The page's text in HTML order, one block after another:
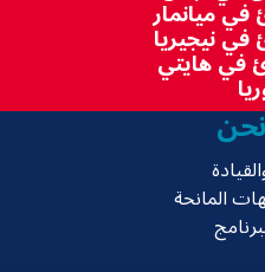
في ميانمار
في نيجيريا
في هايتي
المانحة